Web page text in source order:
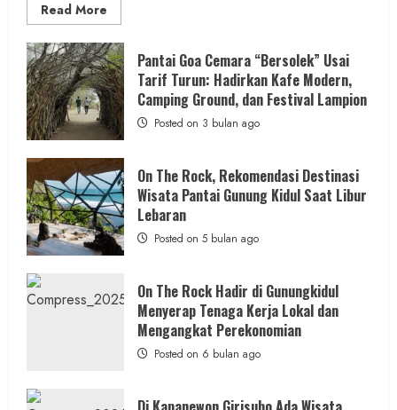
Berita Daerah SOSIAL
Di Tengah Kemarau Panjang dan Kendala
PDAM, Aksi Sosial Wartajogja dan Donatur
Penuhi Kebutuhan Air Warga
admin Posted on 18 jam ago
2 MIN READ
Berita Daerah Kesehatan
ASI Lancar, Ibu Tenang: RSUD Wonosari dan
Puskesmas Wonosari II Sediakan
Posted on 19 jam ago
Read More
more
ON
THE
ROCK
Gunungkidul
Hadirkan
Konsep
Baru,
Padukan
Keindahan
Alam
dan
Wisata
Kekinian
Pantai Goa Cemara “Bersolek” Usai
Tarif Turun: Hadirkan Kafe Modern,
Camping Ground, dan Festival Lampion
Posted on 3 bulan ago
On The Rock, Rekomendasi Destinasi
Wisata Pantai Gunung Kidul Saat Libur
Lebaran
Posted on 5 bulan ago
On The Rock Hadir di Gunungkidul
Menyerap Tenaga Kerja Lokal dan
Mengangkat Perekonomian
Posted on 6 bulan ago